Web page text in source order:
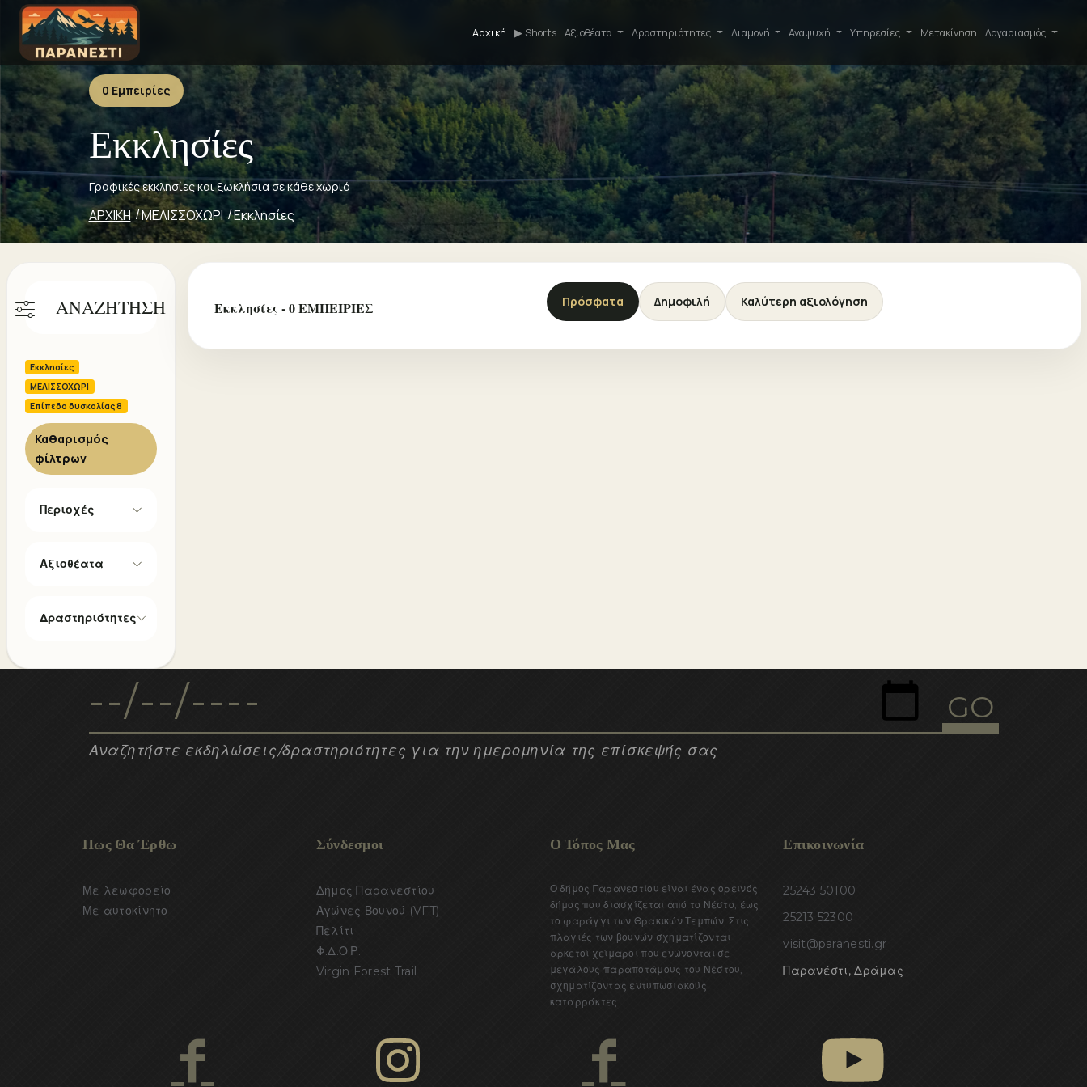
Αρχική ▶ Shorts Αξιοθέατα Δραστηριότητες Διαμονή Αναψυχή Υπηρεσίες Μετακίνηση Λογαριασμός
0 Εμπειρίες
Εκκλησίες
Γραφικές εκκλησίες και ξωκλήσια σε κάθε χωριό
ΑΡΧΙΚΗ ΜΕΛΙΣΣΟΧΩΡΙ Εκκλησίες
ΑΝΑΖΗΤΗΣΗ
Εκκλησίες
ΜΕΛΙΣΣΟΧΩΡΙ
Επίπεδο δυσκολίας 8
Καθαρισμός
φίλτρων
Περιοχές
Αξιοθέατα
Δραστηριότητες
Εκκλησίες - 0 ΕΜΠΕΙΡΙΕΣ Πρόσφατα Δημοφιλή Καλύτερη αξιολόγηση
Αναζητήστε εκδηλώσεις/δραστηριότητες για την ημερομηνία της επίσκεψής σας
Πως Θα Έρθω
Με λεωφορείο
Με αυτοκίνητο
Σύνδεσμοι
Δήμος Παρανεστίου
Αγώνες Βουνού (VFT)
Πελίτι
Φ.Δ.Ο.Ρ.
Virgin Forest Trail
Ο Τόπος Μας
Ο δήμος Παρανεστίου είναι ένας ορεινός
δήμος που διασχίζεται από το Νέστο, έως
το φαράγγι των Θρακικών Τεμπών. Στις
πλαγιές των βουνών σχηματίζονται
αρκετοί χείμαροι που ενώνονται σε
μεγάλους παραποτάμους του Νέστου,
σχηματίζοντας εντυπωσιακούς
καταρράκτες..
Επικοινωνία
25243 50100
25213 52300
visit@paranesti.gr
Παρανέστι, Δράμας